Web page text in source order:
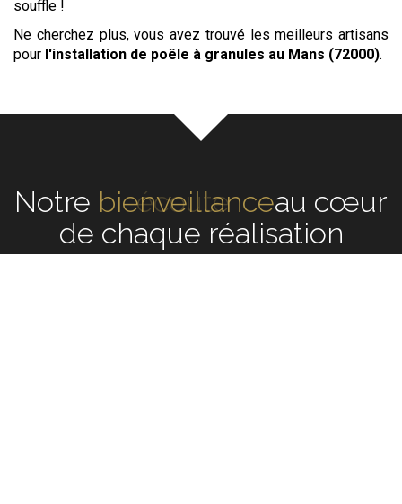
souffle !
Ne cherchez plus, vous avez trouvé les meilleurs artisans
pour l'installation de poêle à granules au Mans (72000).
Notreécouteau cœur de
chaque réalisation